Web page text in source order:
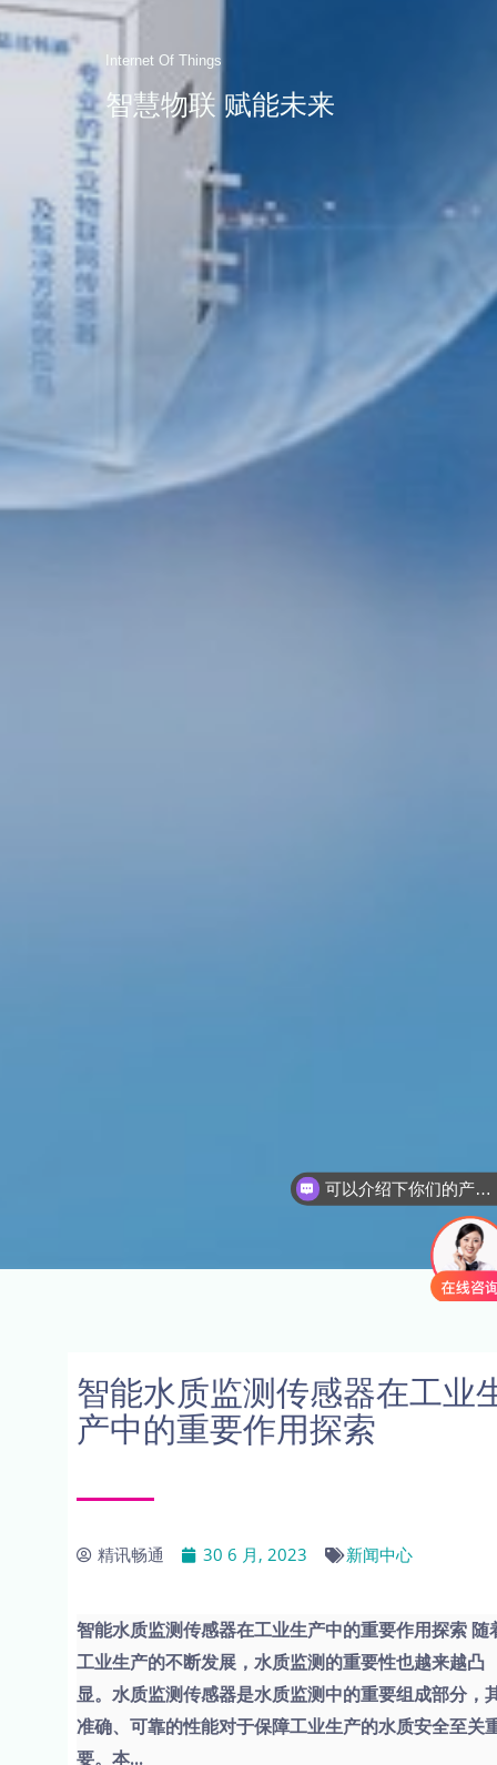
Internet Of Things
智慧物联 赋能未来
智能水质监测传感器在工业
产中的重要作用探索
精讯畅通 30 6 月, 2023 新闻中心
智能水质监测传感器在工业生产中的重要作用探索 随
工业生产的不断发展，水质监测的重要性也越来越凸
显。水质监测传感器是水质监测中的重要组成部分，
准确、可靠的性能对于保障工业生产的水质安全至关
要。本...
可以介绍下你们的产品么